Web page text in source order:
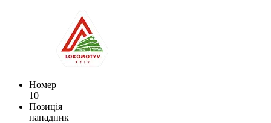
Номер
10
Позиція
нападник